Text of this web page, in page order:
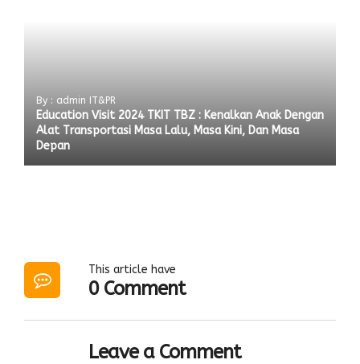
By : admin IT&PR
Education Visit 2024 TKIT TBZ : Kenalkan Anak Dengan
Alat Transportasi Masa Lalu, Masa Kini, Dan Masa
Depan
This article have
0 Comment
Leave a Comment